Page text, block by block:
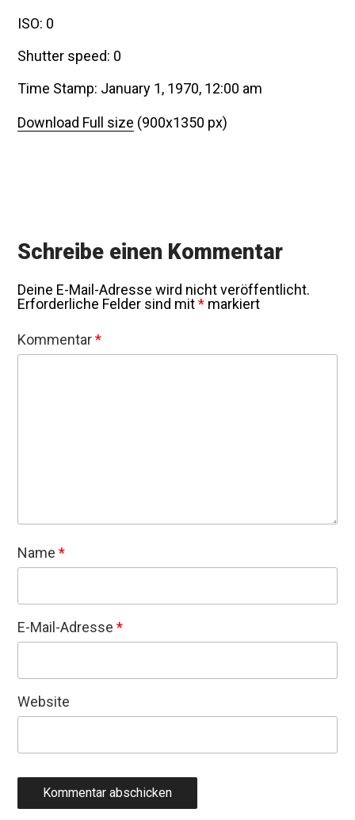
ISO: 0
Shutter speed: 0
Time Stamp: January 1, 1970, 12:00 am
Download Full size (900x1350 px)
Schreibe einen Kommentar
Deine E-Mail-Adresse wird nicht veröffentlicht.
Erforderliche Felder sind mit* markiert
Kommentar*
Name*
E-Mail-Adresse*
Website